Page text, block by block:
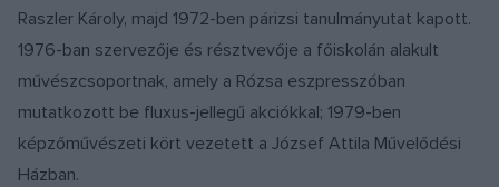
Raszler Károly, majd 1972-ben párizsi tanulmányutat kapott.
1976-ban szervezője és résztvevője a főiskolán alakult
művészcsoportnak, amely a Rózsa eszpresszóban
mutatkozott be fluxus-jellegű akciókkal; 1979-ben
képzőművészeti kört vezetett a József Attila Művelődési
Házban.